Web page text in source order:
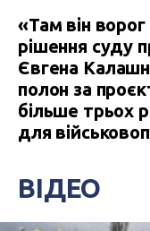
«Там він ворог
рішення суду
Євгена
полон за
більше трьох
для
ВІДЕО